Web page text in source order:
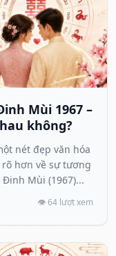
Mùi 1967 –
không?
nét đẹp văn hóa
hơn về sự tương
Mùi (1967)...
👁️ 64 lượt xem